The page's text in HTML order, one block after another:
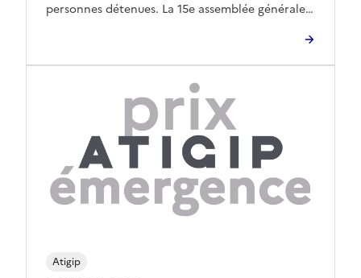
personnes détenues. La 15e assemblée générale
organisation européenne qui rassemble les
administrations pénitentiaires […]
Atigip